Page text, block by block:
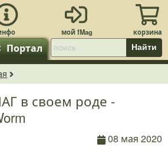
Портал Найти
в своем роде -
08 мая 2020